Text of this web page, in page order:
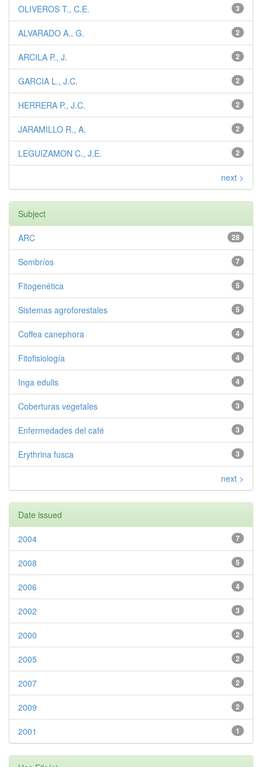
3
OLIVEROS T., C.E.
2
ALVARADO A., G.
2
ARCILA P., J.
2
GARCIA L., J.C.
2
HERRERA P., J.C.
2
JARAMILLO R., A.
2
LEGUIZAMON C., J.E.
next >
Subject
28
ARC
7
Sombríos
5
Fitogenética
5
Sistemas agroforestales
4
Coffea canephora
4
Fitofisiología
4
Inga edulis
3
Coberturas vegetales
3
Enfermedades del café
3
Erythrina fusca
next >
Date issued
7
2004
5
2008
4
2006
3
2002
2
2000
2
2005
2
2007
2
2009
1
2001